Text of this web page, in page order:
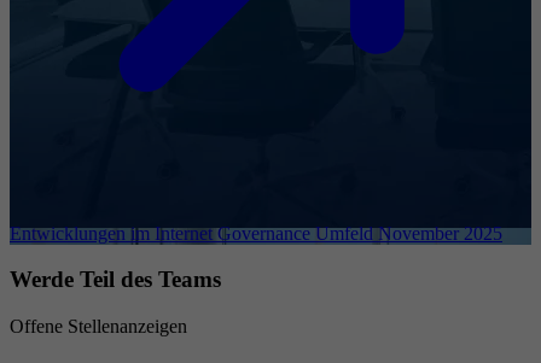
Entwicklungen im Internet Governance Umfeld November 2025
Werde Teil des Teams
Offene Stellenanzeigen